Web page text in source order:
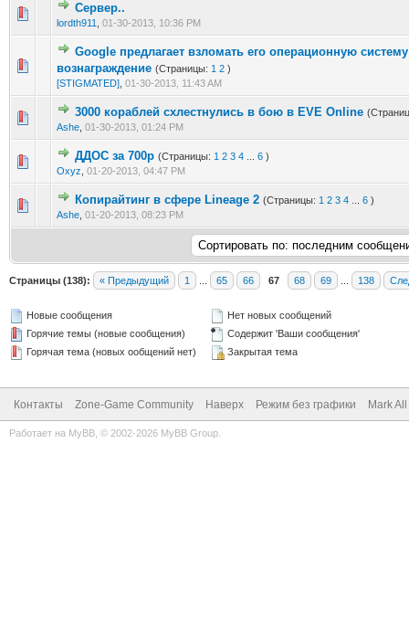
Сервер..
lordth911 01-30-2013, 10:36 PM
0 голос(ов) - 0 из 5 в среднем
Google предлагает взломать его операционную систему
вознаграждение (Страницы: 1 2 )
[STIGMATED] 01-30-2013, 11:43 AM
0 голос(ов) - 0 из 5 в среднем
12345
3000 кораблей схлестнулись в бою в EVE Online
Ashe 01-30-2013, 01:24 PM
0 голос(ов) - 0 из 5 в среднем
1234 5
ДДОС за 700р (Страницы: 1 2 3 4 6 )
Oxyz 01-20-2013, 04:47 PM
0 голос(ов) - 0 из 5 в среднем
12345
Копирайтинг в сфере Lineage 2 (Страницы: 1 2 3 4 6 )
Ashe 01-20-2013, 08:23 PM
0 голос(ов) - 0 из 5 в среднем
1234 5
Страницы (138): « Предыдущий 1 65 66 67 68 69 138
Новые сообщения
Горячие темы (новые сообщения)
Горячая тема (новых ообщений нет)
Нет новых сообщений
Содержит 'Ваши сообщения'
Закрытая тема
Контакты Zone-Game Community Наверх Режим без графики Mark
Работает на MyBB , © 2002-2026 MyBB Group